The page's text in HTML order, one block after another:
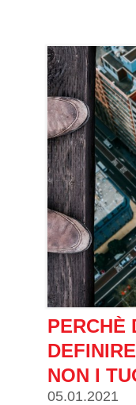
PERCHÈ
NON I
05.01.2021